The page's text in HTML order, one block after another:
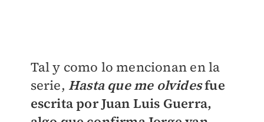
Tal y como lo mencionan en la
serie, Hasta que me olvidesfue
escrita por Juan Luis Guerra,